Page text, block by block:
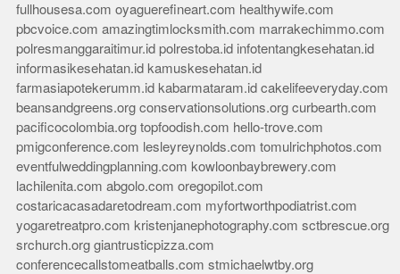
fullhousesa.com oyaguerefineart.com healthywife.com
pbcvoice.com amazingtimlocksmith.com marrakechimmo.com
polresmanggaraitimur.id polrestoba.id infotentangkesehatan.id
informasikesehatan.id kamuskesehatan.id
farmasiapotekerumm.id kabarmataram.id cakelifeeveryday.com
beansandgreens.org conservationsolutions.org curbearth.com
pacificocolombia.org topfoodish.com hello-trove.com
pmigconference.com lesleyreynolds.com tomulrichphotos.com
eventfulweddingplanning.com kowloonbaybrewery.com
lachilenita.com abgolo.com oregopilot.com
costaricacasadaretodream.com myfortworthpodiatrist.com
yogaretreatpro.com kristenjanephotography.com sctbrescue.org
srchurch.org giantrusticpizza.com
conferencecallstomeatballs.com stmichaelwtby.org